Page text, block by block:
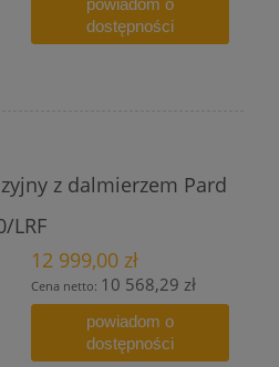
dostępności
z dalmierzem Pard
LRF
12 999,00 zł
Cena netto: 10 568,29 zł
powiadom o
dostępności